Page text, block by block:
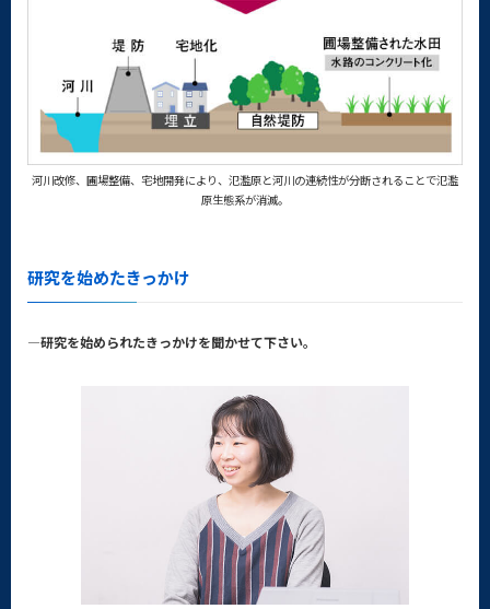
河川改修、圃場整備、宅地開発により、氾濫原と河川の連続性が分断されることで氾濫
原生態系が消滅。
研究を始めたきっかけ
—研究を始められたきっかけを聞かせて下さい。